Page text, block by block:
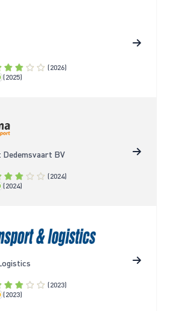
(2026)
2 jaar
(2025)
Dedemsvaart BV
(2024)
2 jaar
(2024)
(2023)
4 jaar
(2023)